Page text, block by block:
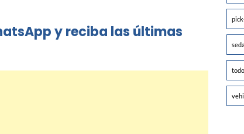
y reciba las últimas